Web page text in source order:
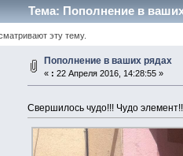
Тема: Пополнение в
эту тему.
Пополнение в ваших рядах
« : 22 Апреля 2016, 14:28:55 »
Свершилось чудо!!! Чудо